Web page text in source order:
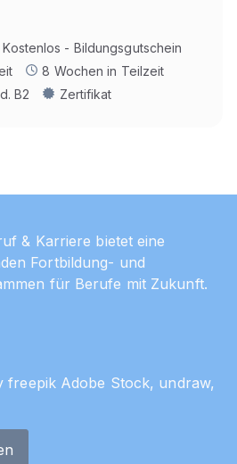
Kostenlos - Bildungsgutschein
8 Wochen in Teilzeit
B2
Zertifikat
& Karriere bietet eine
Fortbildung- und
für Berufe mit Zukunft.
freepikAdobe Stock, undraw,